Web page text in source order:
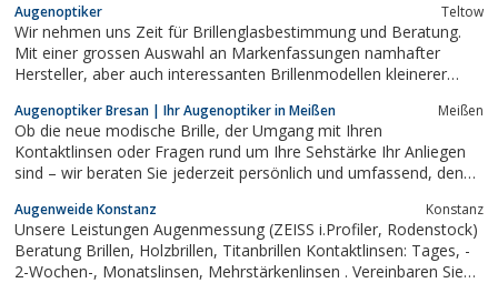
das Versorgungsangebot. Einziger Hersteller weicher
Augenprothesen....
Augenoptiker Teltow
Wir nehmen uns Zeit für Brillenglasbestimmung und Beratung.
Mit einer grossen Auswahl an Markenfassungen namhafter
Hersteller, aber auch interessanten Brillenmodellen kleinerer
Contactlinsenträger sind wir kompetente Ansprechpartner für
weiche und formstabile...
Augenoptiker Bresan | Ihr Augenoptiker in Meißen Meißen
Ob die neue modische Brille, der Umgang mit Ihren
Kontaktlinsen oder Fragen rund um Ihre Sehstärke Ihr Anliegen
sind – wir beraten Sie jederzeit persönlich und umfassend, denn
erfahrenen Mitarbeitern und umfassendem Service.
Augenweide Konstanz Konstanz
Unsere Leistungen Augenmessung (ZEISS i.Profiler, Rodenstock)
Beratung Brillen, Holzbrillen, Titanbrillen Kontaktlinsen: Tages, -
2-Wochen-, Monatslinsen, Mehrstärkenlinsen . Vereinbaren Sie